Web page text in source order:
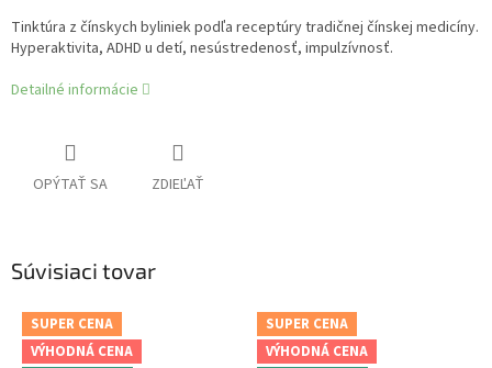
Tinktúra z čínskych byliniek podľa receptúry tradičnej čínskej medicíny.
Hyperaktivita, ADHD u detí, nesústredenosť, impulzívnosť.
Detailné informácie
OPÝTAŤ SA ZDIEĽAŤ
Súvisiaci tovar
SUPER CENA
VÝHODNÁ CENA
SUPER CENA
VÝHODNÁ CENA